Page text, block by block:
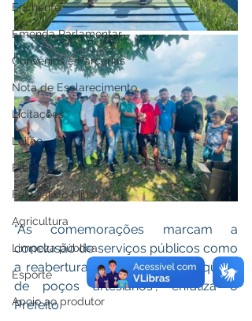
Enchente
Emenda Parlamentar
Convênios e Parcerias
Nota de Esclarecimento
Licitações
Leilão
Eleições
Festival do Milho
Agricultura
Limpeza pública
Esporte
Apoio ao produtor
“As comemorações marcam a
conclusão de serviços públicos como
a reabertura de ramais e a conquista
de poços artesianos”, enfatiza o
Prefeito.